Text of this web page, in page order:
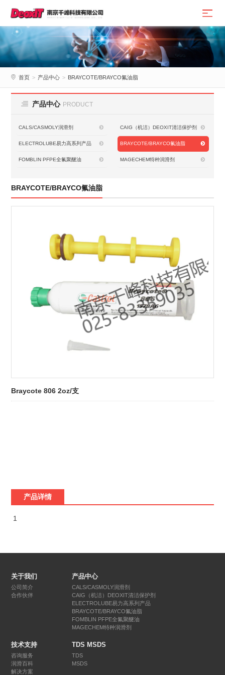
首页 > 产品中心 > BRAYCOTE/BRAYCO氟油脂
产品中心 PRODUCT
CALS/CASMOLY润滑剂 CAIG（机洁）DEOXIT清洁保护剂
ELECTROLUBE易力高系列产品 BRAYCOTE/BRAYCO氟油脂
FOMBLIN PFPE全氟聚醚油 MAGECHEM特种润滑剂
BRAYCOTE/BRAYCO氟油脂
Braycote 806 2oz/支
产品详情
1
关于我们
公司简介
合作伙伴
产品中心
CALS/CASMOLY润滑剂
CAIG（机洁）DEOXIT清洁保护剂
ELECTROLUBE易力高系列产品
BRAYCOTE/BRAYCO氟油脂
FOMBLIN PFPE全氟聚醚油
MAGECHEM特种润滑剂
技术支持
咨询服务
润滑百科
解决方案
TDS MSDS
TDS
MSDS